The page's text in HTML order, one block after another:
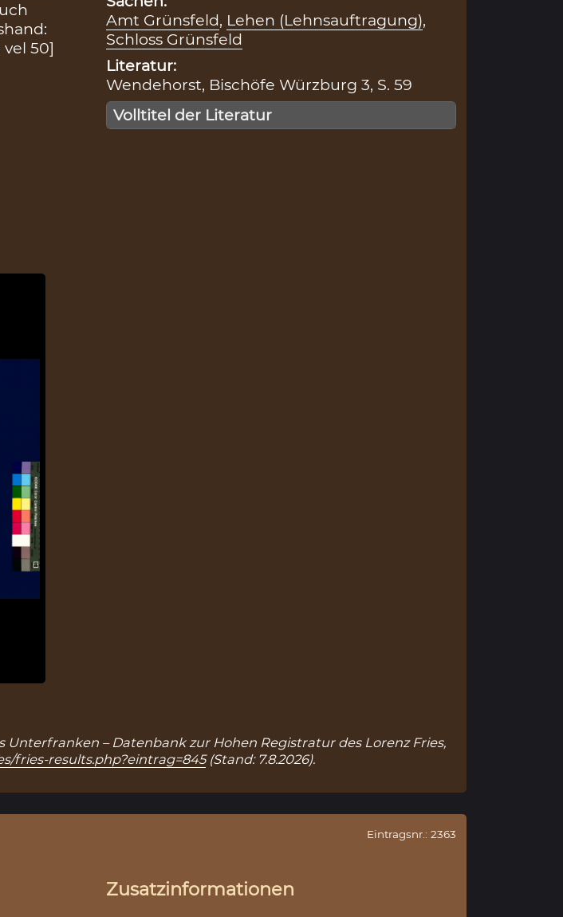
50]
Amt Grünsfeld, Lehen (Lehnsauftragung),
Schloss Grünsfeld
Literatur:
Wendehorst, Bischöfe Würzburg 3, S. 59
Volltitel der Literatur
Unterfranken – Datenbank zur Hohen Registratur des Lorenz Fries,
fries-results.php?eintrag=845(Stand: 7.8.2026).
Eintragsnr.: 2363
Zusatzinformationen